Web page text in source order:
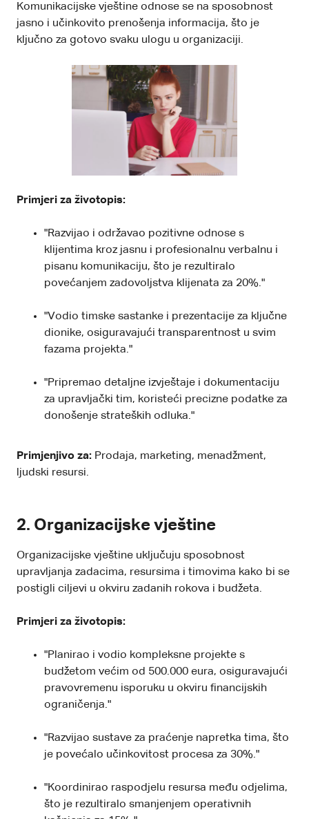
Komunikacijske vještine odnose se na sposobnost
jasno i učinkovito prenošenja informacija, što je
ključno za gotovo svaku ulogu u organizaciji.
Primjeri za životopis:
"Razvijao i održavao pozitivne odnose s
klijentima kroz jasnu i profesionalnu verbalnu i
pisanu komunikaciju, što je rezultiralo
povećanjem zadovoljstva klijenata za 20%."
"Vodio timske sastanke i prezentacije za ključne
dionike, osiguravajući transparentnost u svim
fazama projekta."
"Pripremao detaljne izvještaje i dokumentaciju
za upravljački tim, koristeći precizne podatke za
donošenje strateških odluka."
Primjenjivo za: Prodaja, marketing, menadžment,
ljudski resursi.
2. Organizacijske vještine
Organizacijske vještine uključuju sposobnost
upravljanja zadacima, resursima i timovima kako bi se
postigli ciljevi u okviru zadanih rokova i budžeta.
Primjeri za životopis:
"Planirao i vodio kompleksne projekte s
budžetom većim od 500.000 eura, osiguravajući
pravovremenu isporuku u okviru financijskih
ograničenja."
"Razvijao sustave za praćenje napretka tima, što
je povećalo učinkovitost procesa za 30%."
"Koordinirao raspodjelu resursa među odjelima,
što je rezultiralo smanjenjem operativnih